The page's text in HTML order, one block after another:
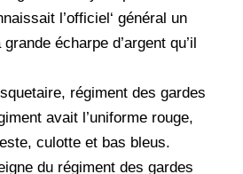
l’officiel‘ général un
écharpe d’argent qu’il
régiment des gardes
avait l’uniforme rouge,
culotte et bas bleus.
du régiment des gardes